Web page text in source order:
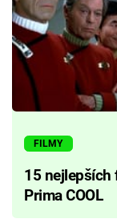
FILMY
15
Prima COOL